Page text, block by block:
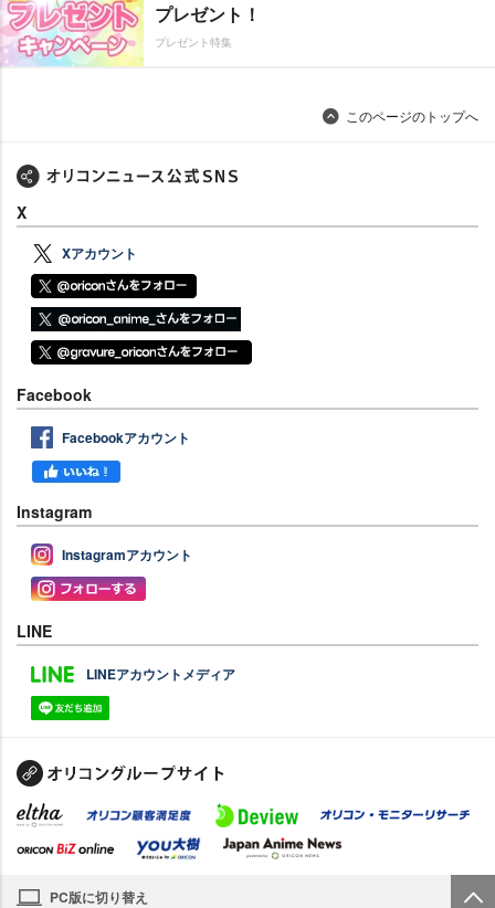
プレゼント！
プレゼント特集
このページのトップへ
X
Xアカウント
Facebook
Facebookアカウント
Instagram
Instagramアカウント
LINE
LINEアカウントメディア
PC版に切り替え